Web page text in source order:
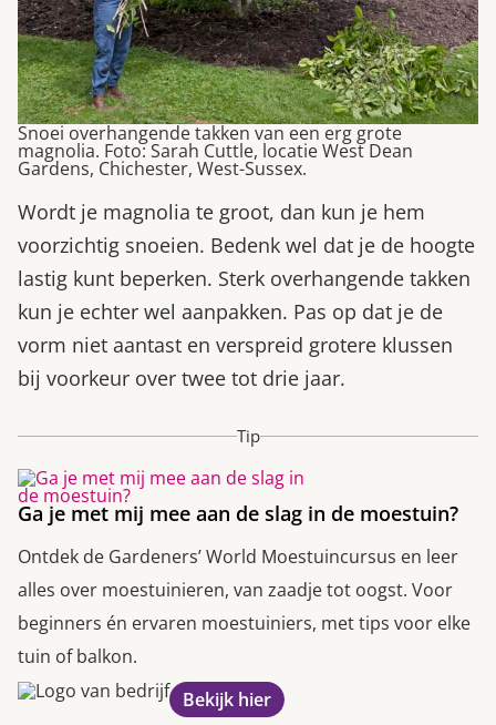
Snoei overhangende takken van een erg grote
magnolia. Foto: Sarah Cuttle, locatie West Dean
Gardens, Chichester, West-Sussex.
Wordt je magnolia te groot, dan kun je hem
voorzichtig snoeien. Bedenk wel dat je de hoogte
lastig kunt beperken. Sterk overhangende takken
kun je echter wel aanpakken. Pas op dat je de
vorm niet aantast en verspreid grotere klussen
bij voorkeur over twee tot drie jaar.
Tip
Ga je met mij mee aan de slag in de moestuin?
Ontdek de Gardeners’ World Moestuincursus en leer
alles over moestuinieren, van zaadje tot oogst. Voor
beginners én ervaren moestuiniers, met tips voor elke
tuin of balkon.
Bekijk hier